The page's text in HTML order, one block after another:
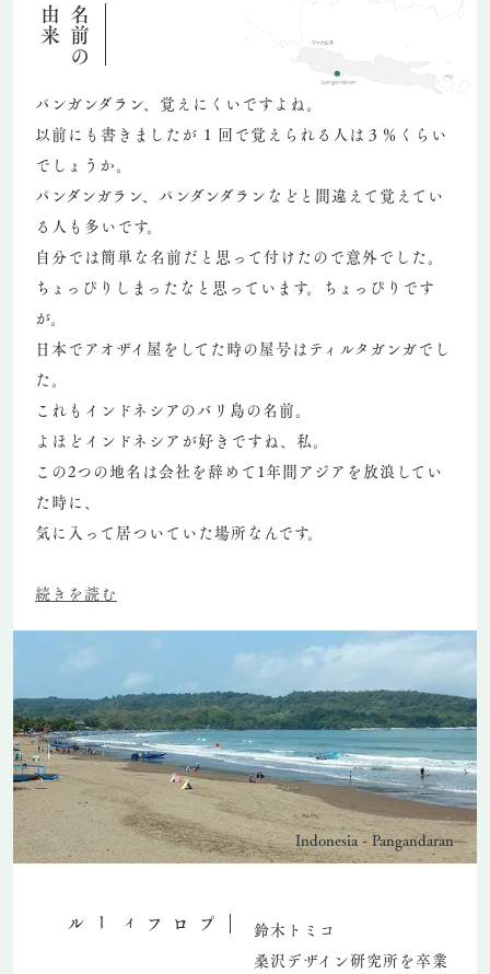
名前の
由来
パンガンダラン、覚えにくいですよね。
以前にも書きましたが 1 回で覚えられる人は３％くらい
でしょうか。
パンダンガラン、パンダンダランなどと間違えて覚えてい
る人も多いです。
自分では簡単な名前だと思って付けたので意外でした。
ちょっぴりしまったなと思っています。ちょっぴりです
が。
日本でアオザイ屋をしてた時の屋号はティルタガンガでし
た。
これもインドネシアのバリ島の名前。
よほどインドネシアが好きですね、私。
この2つの地名は会社を辞めて1年間アジアを放浪してい
た時に、
気に入って居ついていた場所なんです。
続きを読む
Indonesia - Pangandaran
プロフィール
鈴木トミコ
桑沢デザイン研究所を卒業